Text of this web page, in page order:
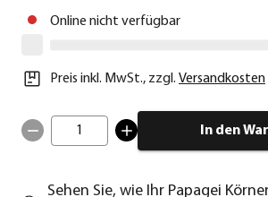
Online nicht verfügbar
Preis inkl. MwSt., zzgl. Versandkosten
1 In den
Sehen Sie, wie Ihr Papagei